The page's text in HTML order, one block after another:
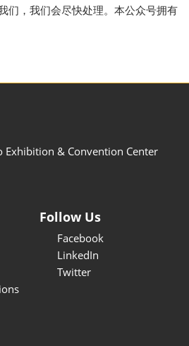
们，我们会尽快处理。本公众号拥有
Exhibition & Convention Center
Follow Us
Facebook
LinkedIn
Twitter